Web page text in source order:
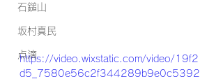
石鎚山
坂村真民
点滴
https://video.wixstatic.com/video/19f2
d5_7580e56c2f344289b9e0c5392